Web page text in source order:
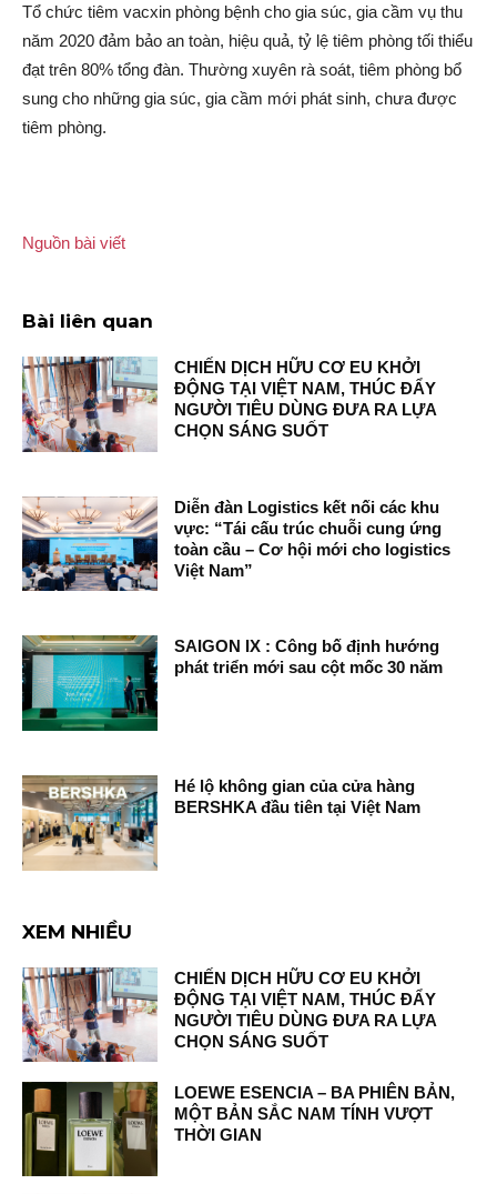
Tổ chức tiê‌m vacxin phòng bện‌h cho gia súc, gia cầm vụ thu
năm 2020 đảm bảo an toàn, hiệu quả, tỷ lệ tiê‌m phòng tối thiểu
đạt trên 80% tổng đàn. Thường xuyên rà soát, tiê‌m phòng bổ
sung cho những gia súc, gia cầm mới phát sinh, chưa được
tiê‌m phòng.
Nguồn bài viết
Bài liên quan
CHIẾN DỊCH HỮU CƠ EU KHỞI
ĐỘNG TẠI VIỆT NAM, THÚC ĐẨY
NGƯỜI TIÊU DÙNG ĐƯA RA LỰA
CHỌN SÁNG SUỐT
Diễn đàn Logistics kết nối các khu
vực: “Tái cấu trúc chuỗi cung ứng
toàn cầu – Cơ hội mới cho logistics
Việt Nam”
SAIGON IX : Công bố định hướng
phát triển mới sau cột mốc 30 năm
Hé lộ không gian của cửa hàng
BERSHKA đầu tiên tại Việt Nam
XEM NHIỀU
CHIẾN DỊCH HỮU CƠ EU KHỞI
ĐỘNG TẠI VIỆT NAM, THÚC ĐẨY
NGƯỜI TIÊU DÙNG ĐƯA RA LỰA
CHỌN SÁNG SUỐT
LOEWE ESENCIA – BA PHIÊN BẢN,
MỘT BẢN SẮC NAM TÍNH VƯỢT
THỜI GIAN